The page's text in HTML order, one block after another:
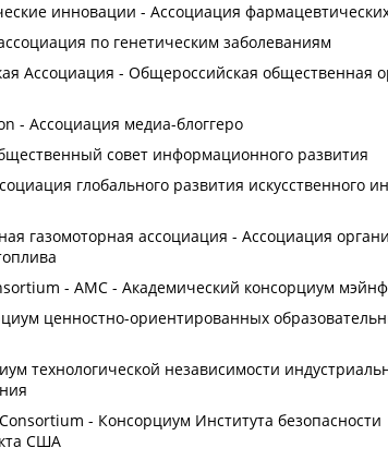
инновации - Ассоциация
по генетическим заболеваниям
Ассоциация - Общероссийская общественная
- Ассоциация медиа-блоггеро
совет информационного развития
глобального развития искусственного
газомоторная ассоциация - Ассоциация
- AMC - Академический консорциум
ценностно-ориентированных
технологической независимости
- Консорциум Института безопасности
США